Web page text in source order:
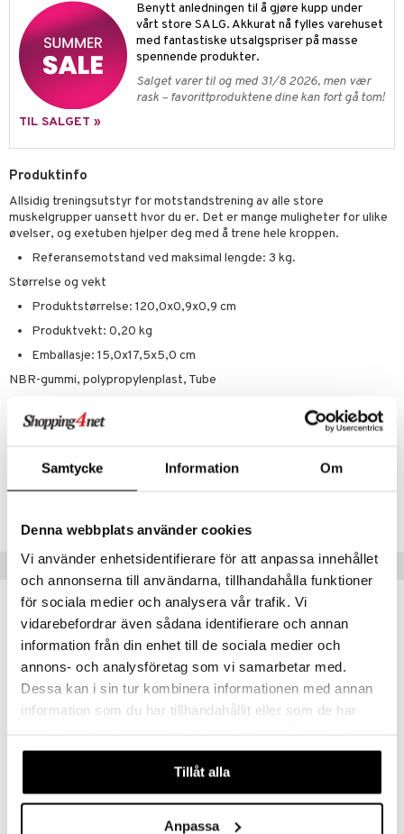
Samtycke Information Om
Denna webbplats använder cookies
Vi använder enhetsidentifierare för att anpassa innehållet
och annonserna till användarna, tillhandahålla funktioner
för sociala medier och analysera vår trafik. Vi
vidarebefordrar även sådana identifierare och annan
information från din enhet till de sociala medier och
annons- och analysföretag som vi samarbetar med.
Dessa kan i sin tur kombinera informationen med annan
information som du har tillhandahållit eller som de har
våra cookies vid fortsatt användande av vår webbplats.
Tillåt alla
Anpassa
Benytt anledningen til å gjøre kupp under
vårt store SALG. Akkurat nå fylles varehuset
med fantastiske utsalgspriser på masse
spennende produkter.
Salget varer til og med 31/8 2026, men vær
rask – favorittproduktene dine kan fort gå tom!
TIL SALGET »
Produktinfo
Allsidig treningsutstyr for motstandstrening av alle store
muskelgrupper uansett hvor du er. Det er mange muligheter for ulike
øvelser, og exetuben hjelper deg med å trene hele kroppen.
Referansemotstand ved maksimal lengde: 3 kg.
Størrelse og vekt
Produktstørrelse: 120,0x0,9x0,9 cm
Produktvekt: 0,20 kg
Emballasje: 15,0x17,5x5,0 cm
NBR-gummi, polypropylenplast, Tube
Håndtak: NBR-gummi og polypropylen. Tube: latex.
Artikkelnr.
Populære produkter
AB roller
CASALL
Balance board
CASALL